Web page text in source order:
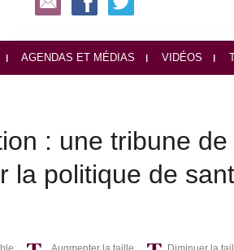
AGENDAS ET MÉDIAS VIDÉOS
: une tribune de
la politique de